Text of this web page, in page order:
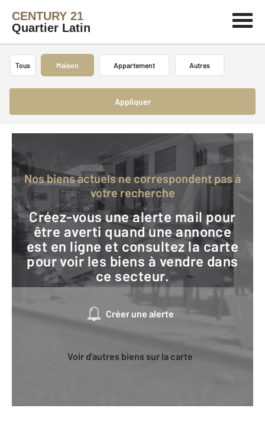
CENTURY 21
Quartier Latin
Tous Maison Appartement Autres
Appliquer
Nos biens actuels ne correspondent pas à
votre recherche
Créez-vous une alerte mail pour
être averti quand une annonce
est en ligne et consultez la carte
pour voir les biens à vendre dans
ce secteur.
Créer une alerte
Voir d'autres biens sur la carte